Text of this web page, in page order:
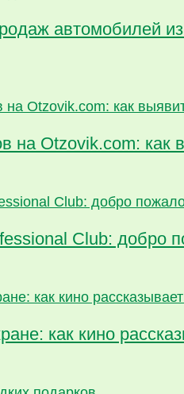
автомобилей
на Otzovik.com:
Club: добро
как кино